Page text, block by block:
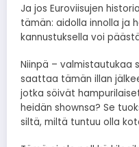
Ja jos Euroviisujen
tämän: aidolla innolla ja
kannustuksella voi
Niinpä – valmistautukaa
saattaa tämän illan
jotka söivät
heidän shownsa? Se
siltä, miltä tuntuu olla